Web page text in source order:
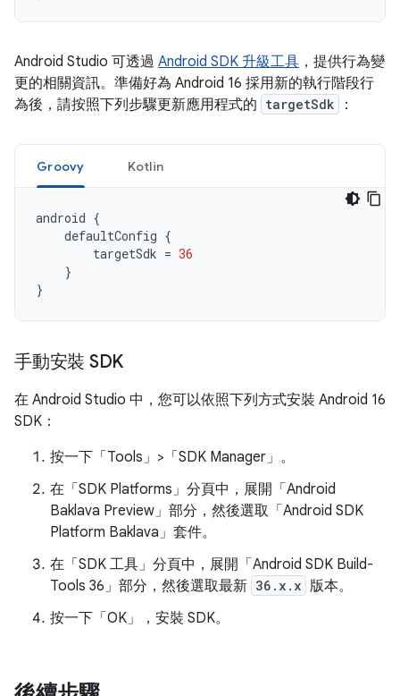
Android Studio 可透過 Android SDK 升級工具 ，提供行為變
更的相關資訊。準備好為 Android 16 採用新的執行階段行
為後，請按照下列步驟更新應用程式的 targetSdk ：
Groovy Kotlin
android {
defaultConfig {
targetSdk = 36
}
}
手動安裝 SDK
在 Android Studio 中，您可以依照下列方式安裝 Android 16
SDK：
按一下「Tools」>「SDK Manager」 。
在「SDK Platforms」 分頁中，展開「Android
Baklava Preview」 部分，然後選取「Android SDK
Platform Baklava」 套件。
在「SDK 工具」 分頁中，展開「Android SDK Build-
Tools 36」 部分，然後選取最新 36.x.x 版本。
按一下「OK」
，安裝 SDK。